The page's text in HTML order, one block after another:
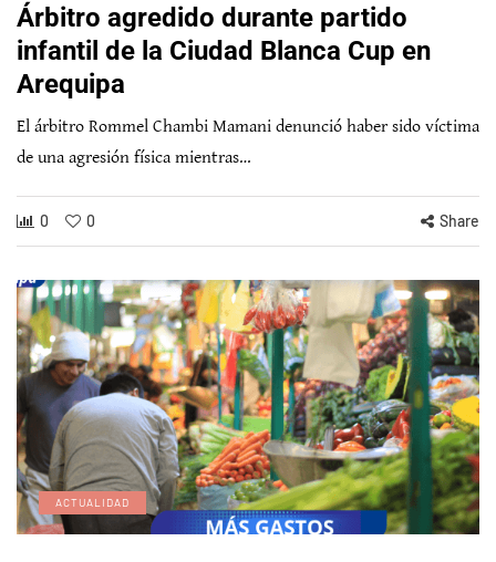
Árbitro agredido durante partido
infantil de la Ciudad Blanca Cup en
Arequipa
El árbitro Rommel Chambi Mamani denunció haber sido víctima
de una agresión física mientras…
0 0 Share
ACTUALIDAD